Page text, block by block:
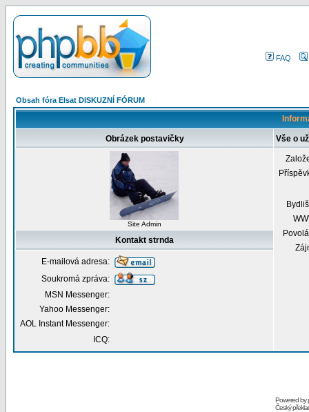
FAQ
Obsah fóra Elsat DISKUZNÍ FÓRUM
Obrázek postavičky Vše o
Site Admin
Kontakt strnda
E-mailová adresa:
Soukromá zpráva:
MSN Messenger:
Yahoo Messenger:
AOL Instant Messenger:
ICQ:
Powered by
Český